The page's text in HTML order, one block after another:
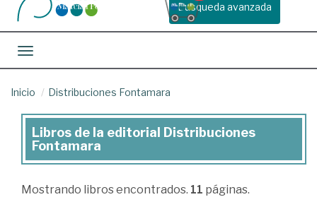
Busqueda avanzada
Toggle navigation
Inicio Distribuciones Fontamara
Libros
de
la
Libros de la editorial Distribuciones
Fontamara
Mostrando libros encontrados. 11 páginas.